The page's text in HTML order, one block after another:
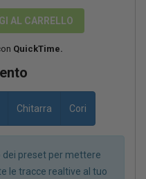
AL CARRELLO
QuickTime.
Chitarra Cori
dei preset per mettere
le tracce realtive al tuo